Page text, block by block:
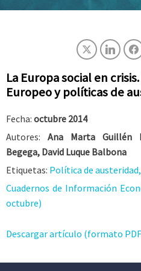
La Europa social en
Europeo y políticas de
Fecha: octubre 2014
Autores: Ana Marta Guillén
Begega, David Luque Balbona
Etiquetas: Política de
Cuadernos de Información
octubre)
Descargar artículo (formato